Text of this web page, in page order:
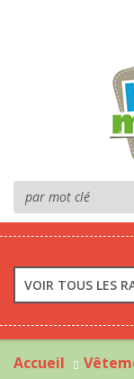
VOIR TOUS LES
Accueil